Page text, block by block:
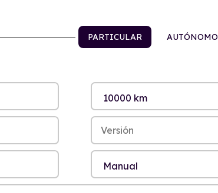
PARTICULAR AUTÓNOMO